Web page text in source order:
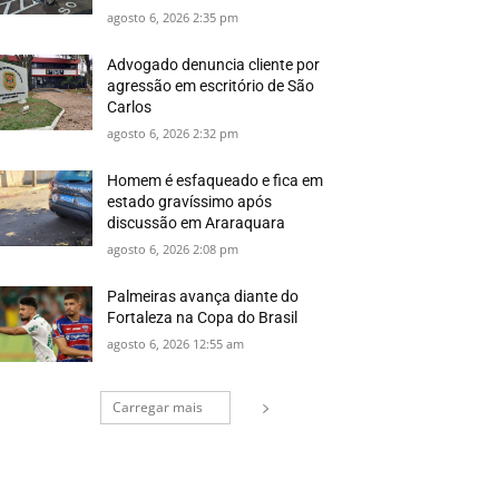
agosto 6, 2026 2:35 pm
Advogado denuncia cliente por
agressão em escritório de São
Carlos
agosto 6, 2026 2:32 pm
Homem é esfaqueado e fica em
estado gravíssimo após
discussão em Araraquara
agosto 6, 2026 2:08 pm
Palmeiras avança diante do
Fortaleza na Copa do Brasil
agosto 6, 2026 12:55 am
Carregar mais